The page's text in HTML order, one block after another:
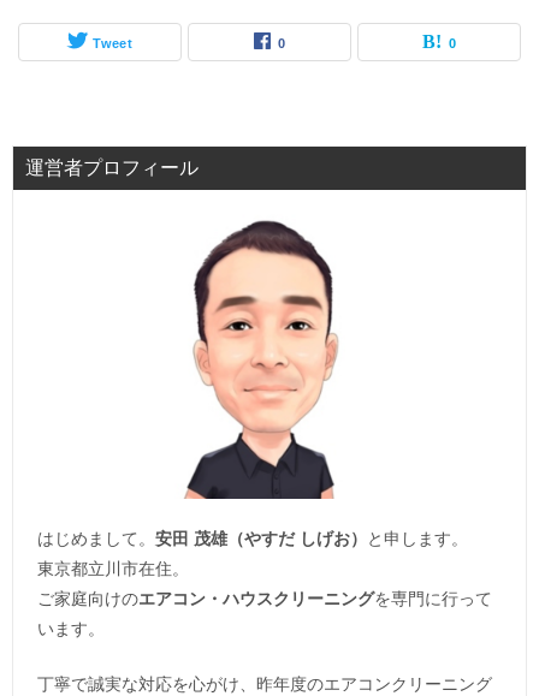
Tweet 0 0
運営者プロフィール
はじめまして。 安田 茂雄（やすだ しげお）
と申します。
東京都立川市在住。
ご家庭向けのエアコン・ハウスクリーニングを専門に行って
います。
丁寧で誠実な対応を心がけ、昨年度のエアコンクリーニング